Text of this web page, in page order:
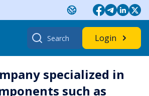
Search
for:
Login
specialized in
such as